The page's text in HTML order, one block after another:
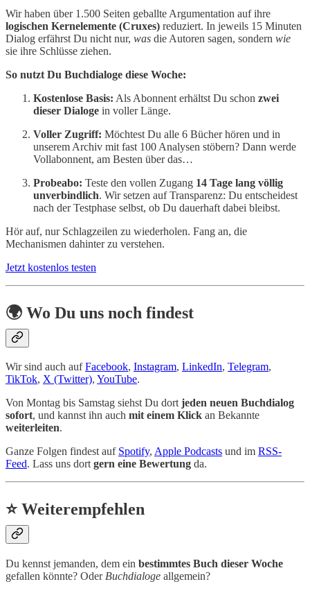
Wir haben über 1.500 Seiten geballte Argumentation auf ihre
logischen Kernelemente (Cruxes) reduziert. In jeweils 15 Minuten
Dialog erfährst Du nicht nur, was die Autoren sagen, sondern wie
sie ihre Schlüsse ziehen.
So nutzt Du Buchdialoge diese Woche:
Kostenlose Basis: Als Abonnent erhältst Du schon zwei
dieser Dialoge in voller Länge.
Voller Zugriff: Möchtest Du alle 6 Bücher hören und in
unserem Archiv mit fast 100 Analysen stöbern? Dann werde
Vollabonnent, am Besten über das…
Probeabo: Teste den vollen Zugang 14 Tage lang völlig
unverbindlich. Wir setzen auf Transparenz: Du entscheidest
nach der Testphase selbst, ob Du dauerhaft dabei bleibst.
Hör auf, nur Schlagzeilen zu wiederholen. Fang an, die
Mechanismen dahinter zu verstehen.
Jetzt kostenlos testen
🌍 Wo Du uns noch findest
Wir sind auch aufFacebook, Instagram, LinkedIn, Telegram,
TikTok, X (Twitter), YouTube.
Von Montag bis Samstag siehst Du dortjeden neuen Buchdialog
sofort, und kannst ihn auch mit einem Klick an Bekannte
weiterleiten.
Ganze Folgen findest auf Spotify, Apple Podcasts und im RSS-
Feed. Lass uns dortgern eine Bewertung da.
⭐ Weiterempfehlen
Du kennst jemanden, dem ein bestimmtes Buch dieser Woche
gefallen könnte? Oder Buchdialoge allgemein?